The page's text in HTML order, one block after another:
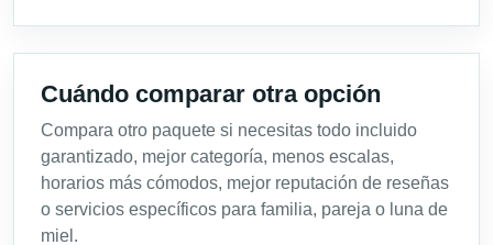
Cuándo comparar otra opción
Compara otro paquete si necesitas todo incluido
garantizado, mejor categoría, menos escalas,
horarios más cómodos, mejor reputación de reseñas
o servicios específicos para familia, pareja o luna de
miel.